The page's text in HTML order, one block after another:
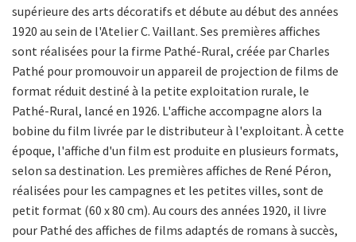
supérieure des arts décoratifs et débute au début des années
1920 au sein de l'Atelier C. Vaillant. Ses premières affiches
sont réalisées pour la firme Pathé-Rural, créée par Charles
Pathé pour promouvoir un appareil de projection de films de
format réduit destiné à la petite exploitation rurale, le
Pathé-Rural, lancé en 1926. L'affiche accompagne alors la
bobine du film livrée par le distributeur à l'exploitant. À cette
époque, l'affiche d'un film est produite en plusieurs formats,
selon sa destination. Les premières affiches de René Péron,
réalisées pour les campagnes et les petites villes, sont de
petit format (60 x 80 cm). Au cours des années 1920, il livre
pour Pathé des affiches de films adaptés de romans à succès,